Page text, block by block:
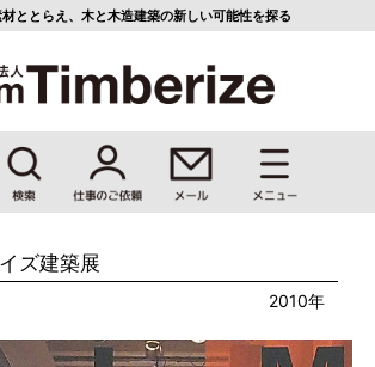
ととらえ、 木と木造建築の新しい可能性を探る
ズ建築展
2010年